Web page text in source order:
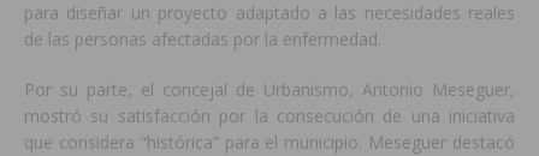
para diseñar un proyecto adaptado a las necesidades reales
de las personas afectadas por la enfermedad.
Por su parte, el concejal de Urbanismo, Antonio Meseguer,
mostró su satisfacción por la consecución de una iniciativa
que considera “histórica” para el municipio. Meseguer destacó